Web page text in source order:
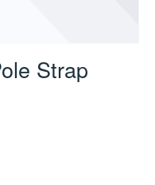
Strap